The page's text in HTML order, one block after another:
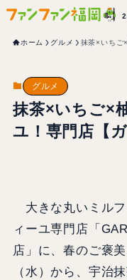
ホーム グルメ 抹茶×いちご
グルメ
抹茶×いちご×
ユ！専門店【
大きな丸いミルフ
ィーユ専門店「
店」に、春のご褒
（水）から、宇治